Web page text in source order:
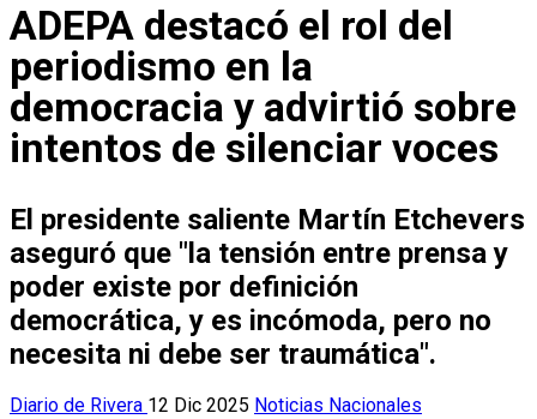
ADEPA destacó el rol del
periodismo en la
democracia y advirtió sobre
intentos de silenciar voces
El presidente saliente Martín Etchevers
aseguró que "la tensión entre prensa y
poder existe por definición
democrática, y es incómoda, pero no
necesita ni debe ser traumática".
Diario de Rivera 12 Dic 2025 Noticias Nacionales